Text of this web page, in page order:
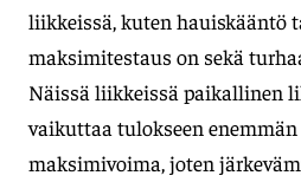
liikkeissä, kuten hauiskääntö
maksimitestaus on sekä
Näissä liikkeissä paikallinen
vaikuttaa tulokseen
maksimivoima, joten